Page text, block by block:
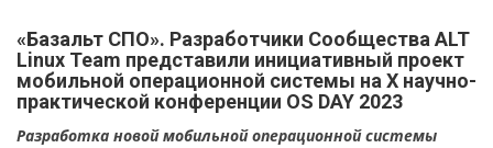
«Базальт СПО». Разработчики Cообщества ALT
Linux Team представили инициативный проект
мобильной операционной системы на Х научно-
практической конференции OS DAY 2023
Разработка новой мобильной операционной системы